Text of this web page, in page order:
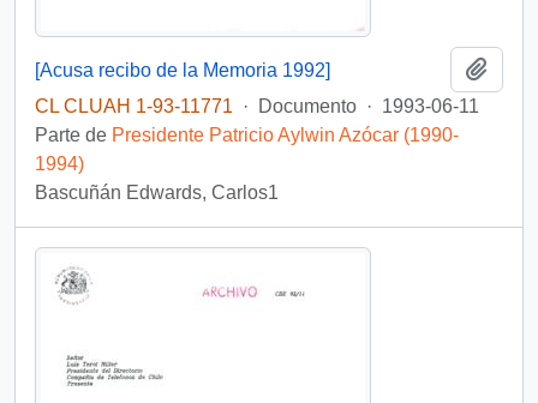
[Acusa recibo de la Memoria 1992]
CL CLUAH 1-93-11771
· Documento · 1993-06-11
Parte de Presidente Patricio Aylwin Azócar (1990-
1994)
Bascuñán Edwards, Carlos1